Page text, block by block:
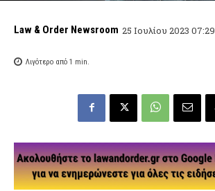
Law & Order Newsroom 25 Ιουλίου 2023 07:29
Λιγότερο από 1 min.